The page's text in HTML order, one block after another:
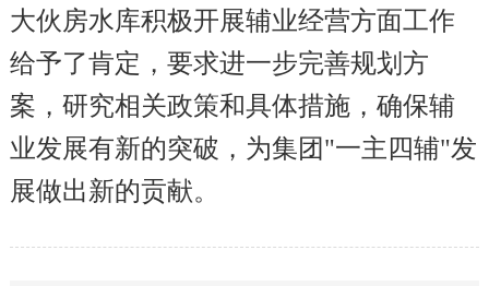
大伙房水库积极开展辅业经营方面工作
给予了肯定，要求进一步完善规划方
案，研究相关政策和具体措施，确保辅
业发展有新的突破，为集团"一主四辅"发
展做出新的贡献。